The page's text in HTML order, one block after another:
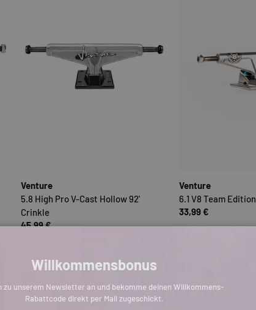
Venture
5.8 High Pro V-Cast Hollow 92'
Crinkle
45,99 €
Venture
6.1 V8 Team Edition
33,99 €
Willkommensbonus
zu unserem Newsletter an und bekomme deinen Willkommens-
Rabattcode direkt per Mail zugeschickt.